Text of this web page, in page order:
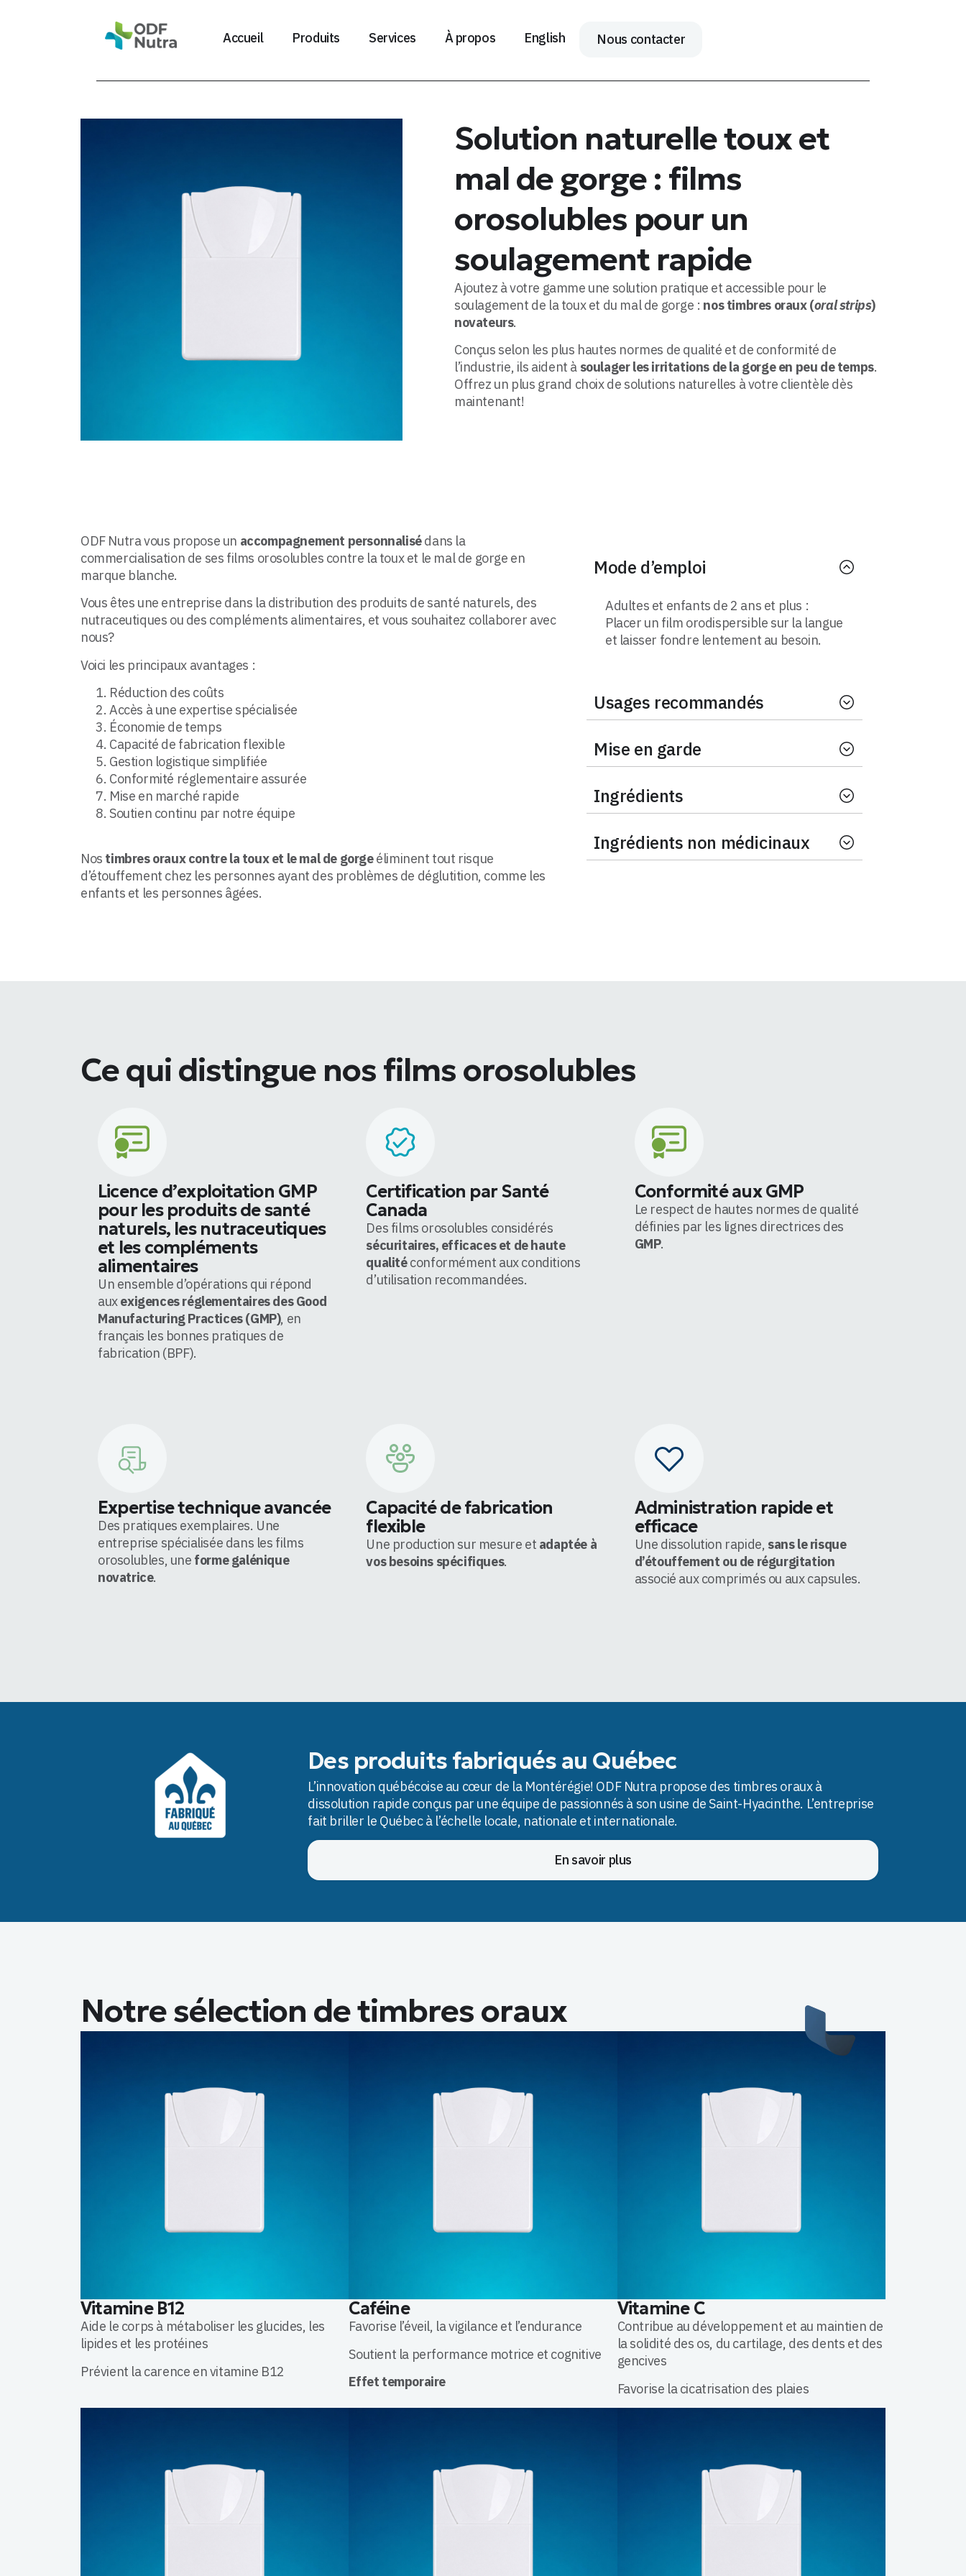
Accueil Produits Services À propos English Nous contacter
Solution naturelle toux et
mal de gorge : films
orosolubles pour un
soulagement rapide
Ajoutez à votre gamme une solution pratique et accessible pour le
soulagement de la toux et du mal de gorge : nos timbres oraux (oral strips)
novateurs.
Conçus selon les plus hautes normes de qualité et de conformité de
l’industrie, ils aident à soulager les irritations de la gorge en peu de temps.
Offrez un plus grand choix de solutions naturelles à votre clientèle dès
maintenant!
ODF Nutra vous propose un accompagnement personnalisédans la
commercialisation de ses films orosolubles contre la toux et le mal de gorge en
marque blanche.
Vous êtes une entreprise dans la distribution des produits de santé naturels, des
nutraceutiques ou des compléments alimentaires, et vous souhaitez collaborer avec
nous?
Voici les principaux avantages :
Réduction des coûts
Accès à une expertise spécialisée
Économie de temps
Capacité de fabrication flexible
Gestion logistique simplifiée
Conformité réglementaire assurée
Mise en marché rapide
Soutien continu par notre équipe
Nos timbres oraux contre la toux et le mal de gorgeéliminent tout risque
d’étouffement chez les personnes ayant des problèmes de déglutition, comme les
enfants et les personnes âgées.
Mode d’emploi
Adultes et enfants de 2 ans et plus :
Placer un film orodispersible sur la langue
et laisser fondre lentement au besoin.
Usages recommandés
Mise en garde
Ingrédients
Ingrédients non médicinaux
Ce qui distingue nos films orosolubles
Licence d’exploitation GMP
pour les produits de santé
naturels, les nutraceutiques
et les compléments
alimentaires
Un ensemble d’opérations qui répond
auxexigences réglementaires des Good
Manufacturing Practices (GMP), en
français les bonnes pratiques de
fabrication (BPF).
Certification par Santé
Canada
Des films orosolubles considérés
sécuritaires, efficaces et de haute
qualitéconformément aux conditions
d’utilisation recommandées.
Conformité aux GMP
Le respect de hautes normes de qualité
définies par les lignes directrices des
GMP.
Expertise technique avancée
Des pratiques exemplaires. Une
entreprise spécialisée dans les films
orosolubles, une forme galénique
novatrice.
Capacité de fabrication
flexible
Une production sur mesure et adaptée à
vos besoins spécifiques.
Administration rapide et
efficace
Une dissolution rapide, sans le risque
d’étouffement ou de régurgitation
associé aux comprimés ou aux capsules.
Des produits fabriqués au Québec
L’innovation québécoise au cœur de la Montérégie! ODF Nutra propose des timbres oraux à
dissolution rapide conçus par une équipe de passionnés à son usine de Saint-Hyacinthe. L’entreprise
fait briller le Québec à l’échelle locale, nationale et internationale.
En savoir plus
Notre sélection de timbres oraux
Vitamine B12
Aide le corps à métaboliser les glucides, les
lipides et les protéines
Prévient la carence en vitamine B12
Caféine
Favorise l’éveil, la vigilance et l’endurance
Soutient la performance motrice et cognitive
Effet temporaire
Vitamine C
Contribue au développement et au maintien de
la solidité des os, du cartilage, des dents et des
gencives
Favorise la cicatrisation des plaies